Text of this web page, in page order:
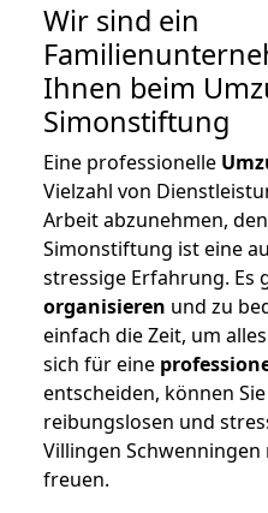
Wir sind ein
Ihnen beim
Simonstiftung
Eine professionelle
Vielzahl von
Arbeit abzunehmen,
Simonstiftung ist eine
stressige Erfahrung. Es
organisieren und zu
einfach die Zeit, um
sich für eine
entscheiden, können
reibungslosen und
Villingen
freuen.